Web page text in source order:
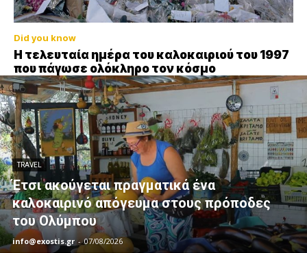
Did you know
Η τελευταία ημέρα του καλοκαιριού του 1997
που πάγωσε ολόκληρο τον κόσμο
TRAVEL
Έτσι ακούγεται πραγματικά ένα
καλοκαιρινό απόγευμα στους πρόποδες
του Ολύμπου
info@exostis.gr - 07/08/2026